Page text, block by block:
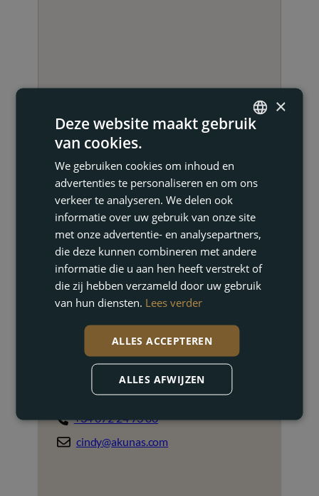
NEEM CONTACT OP
Cindy Mannaerts
Vastgoedmakelaar
+34 672 24 73 86
cindy@akunas.com
GERMAN
×
Deze website maakt gebruik
van cookies.
We gebruiken cookies om inhoud en
advertenties te personaliseren en om ons
verkeer te analyseren. We delen ook
informatie over uw gebruik van onze site
met onze advertentie- en analysepartners,
die deze kunnen combineren met andere
informatie die u aan hen heeft verstrekt of
die zij hebben verzameld door uw gebruik
van hun diensten. Lees verder
ALLES ACCEPTEREN
ALLES AFWIJZEN